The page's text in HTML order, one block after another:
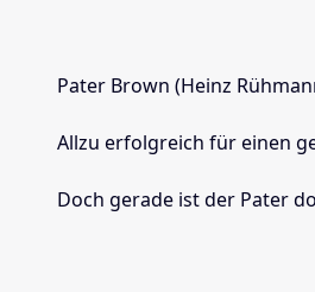
Pater Brown (Heinz
Allzu erfolgreich für einen
Doch gerade ist der Pater